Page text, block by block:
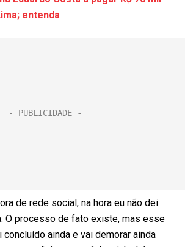
entenda
de rede social, na hora eu não dei
O processo de fato existe, mas esse
ainda e vai demorar ainda